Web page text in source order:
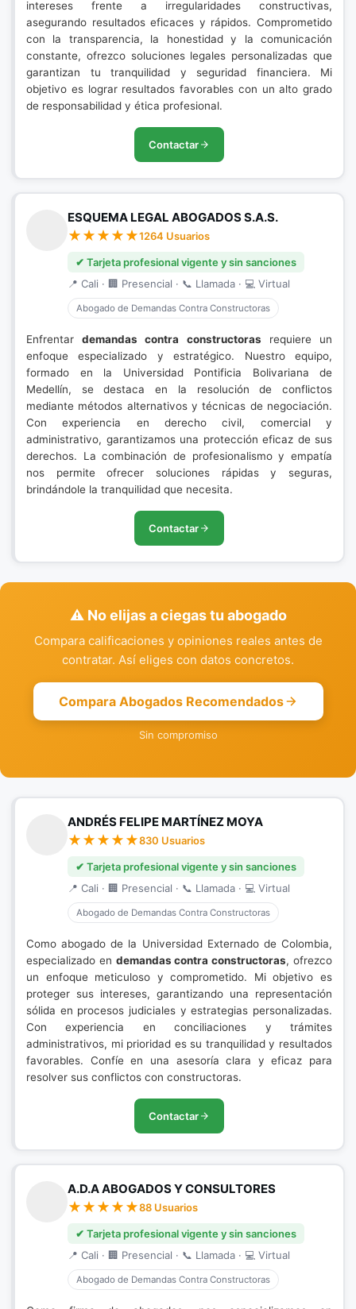
intereses frente a irregularidades constructivas,
asegurando resultados eficaces y rápidos. Comprometido
con la transparencia, la honestidad y la comunicación
constante, ofrezco soluciones legales personalizadas que
garantizan tu tranquilidad y seguridad financiera. Mi
objetivo es lograr resultados favorables con un alto grado
de responsabilidad y ética profesional.
Contactar
ESQUEMA LEGAL ABOGADOS S.A.S.
1264 Usuarios
✔ Tarjeta profesional vigente y sin sanciones
📍 Cali · 🏢 Presencial · 📞 Llamada · 💻 Virtual
Abogado de Demandas Contra Constructoras
Enfrentardemandas contra constructoras requiere un
enfoque especializado y estratégico. Nuestro equipo,
formado en la Universidad Pontificia Bolivariana de
Medellín, se destaca en la resolución de conflictos
mediante métodos alternativos y técnicas de negociación.
Con experiencia en derecho civil, comercial y
administrativo, garantizamos una protección eficaz de sus
derechos. La combinación de profesionalismo y empatía
nos permite ofrecer soluciones rápidas y seguras,
brindándole la tranquilidad que necesita.
Contactar
⚠️ No elijas a ciegas tu abogado
Compara calificaciones y opiniones reales antes de
contratar. Así eliges con datos concretos.
Compara Abogados Recomendados
Sin compromiso
ANDRÉS FELIPE MARTÍNEZ MOYA
830 Usuarios
✔ Tarjeta profesional vigente y sin sanciones
📍 Cali · 🏢 Presencial · 📞 Llamada · 💻 Virtual
Abogado de Demandas Contra Constructoras
Como abogado de la Universidad Externado de Colombia,
especializado en demandas contra constructoras, ofrezco
un enfoque meticuloso y comprometido. Mi objetivo es
proteger sus intereses, garantizando una representación
sólida en procesos judiciales y estrategias personalizadas.
Con experiencia en conciliaciones y trámites
administrativos, mi prioridad es su tranquilidad y resultados
favorables. Confíe en una asesoría clara y eficaz para
resolver sus conflictos con constructoras.
Contactar
A.D.A ABOGADOS Y CONSULTORES
88 Usuarios
✔ Tarjeta profesional vigente y sin sanciones
📍 Cali · 🏢 Presencial · 📞 Llamada · 💻 Virtual
Abogado de Demandas Contra Constructoras